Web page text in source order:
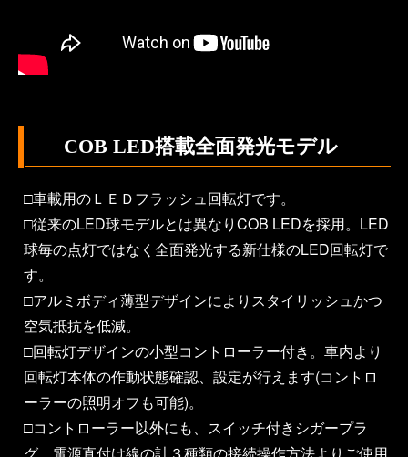
COB LED搭載全面発光モデル
□車載用のＬＥＤフラッシュ回転灯です。
□従来のLED球モデルとは異なりCOB LEDを採用。LED
球毎の点灯ではなく全面発光する新仕様のLED回転灯で
す。
□アルミボディ薄型デザインによりスタイリッシュかつ
空気抵抗を低減。
□回転灯デザインの小型コントローラー付き。車内より
回転灯本体の作動状態確認、設定が行えます(コントロ
ーラーの照明オフも可能)。
□コントローラー以外にも、スイッチ付きシガープラ